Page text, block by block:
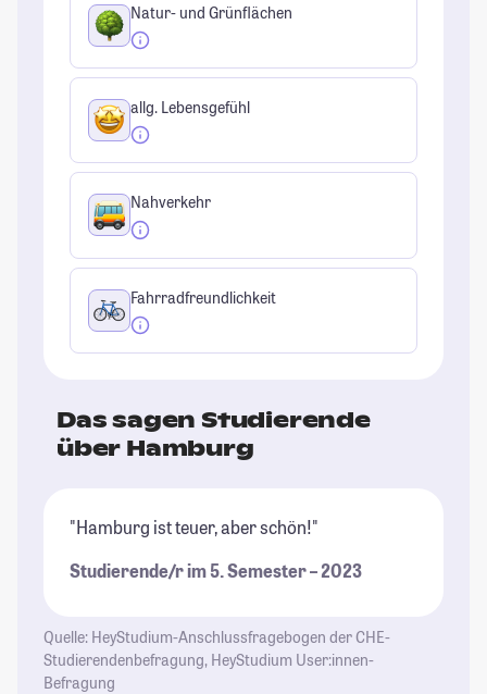
Natur- und Grünflächen
allg. Lebensgefühl
Nahverkehr
Fahrradfreundlichkeit
Das sagen Studierende
über Hamburg
"Hamburg ist teuer, aber schön!"
Studierende/r im 5. Semester – 2023
Quelle: HeyStudium-Anschlussfragebogen der CHE-
Studierendenbefragung, HeyStudium User:innen-
Befragung